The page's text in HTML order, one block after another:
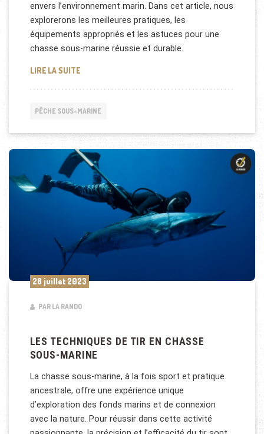
envers l’environnement marin. Dans cet article, nous
explorerons les meilleures pratiques, les
équipements appropriés et les astuces pour une
chasse sous-marine réussie et durable.
LIRE LA SUITECHASSE SOUS-MARINE DANS LES PETITS FONDS :
PÊCHE SOUS-MARINE
28 juillet 2023
PAR LA RANDO
LES TECHNIQUES DE TIR EN CHASSE
SOUS-MARINE
La chasse sous-marine, à la fois sport et pratique
ancestrale, offre une expérience unique
d’exploration des fonds marins et de connexion
avec la nature. Pour réussir dans cette activité